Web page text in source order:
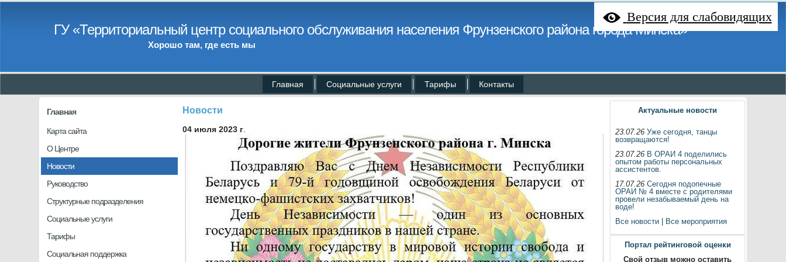
Версия для слабовидящих
ГУ «Территориальный центр социального обслуживания населения Фрунзенского района города Минска»
Хорошо там, где есть мы
Главная Социальные услуги Тарифы Контакты
Главная
Карта сайта
О Центре
Новости
Руководство
Структурные подразделения
Социальные услуги
Тарифы
Социальная поддержка
Новости
04 июля 2023 г
Актуальные новости
23.07.26Уже сегодня, танцы
возвращаются!
23.07.26 В ОРАИ 4 поделились
опытом работы персональных
ассистентов.
17.07.26Сегодня подопечные
ОРАИ № 4 вместе с родителями
провели незабываемый день на
воде!
Все новости
Все мероприятия
Портал рейтинговой оценки
Свой отзыв можно оставить